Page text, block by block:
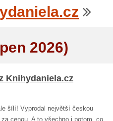
2026)
Knihydaniela.cz
šílí! Vyprodal největší českou
cenou. A to všechno i potom, co